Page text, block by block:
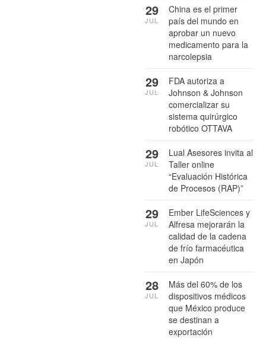
China es el primer
país del mundo en
aprobar un nuevo
medicamento para la
narcolepsia
29
JUL
FDA autoriza a
Johnson & Johnson
comercializar su
sistema quirúrgico
robótico OTTAVA
29
JUL
Lual Asesores invita al
Taller online
“Evaluación Histórica
de Procesos (RAP)”
29
JUL
Ember LifeSciences y
Alfresa mejorarán la
calidad de la cadena
de frío farmacéutica
en Japón
29
JUL
Más del 60% de los
dispositivos médicos
que México produce
se destinan a
exportación
28
JUL